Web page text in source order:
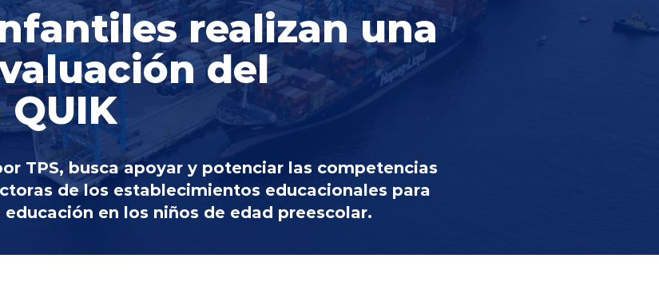
realizan una
del
TPS, busca apoyar y potenciar las competencias
de los establecimientos educacionales para
en los niños de edad preescolar.